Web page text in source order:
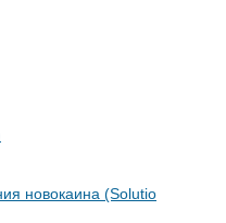
новокаина (Solutio